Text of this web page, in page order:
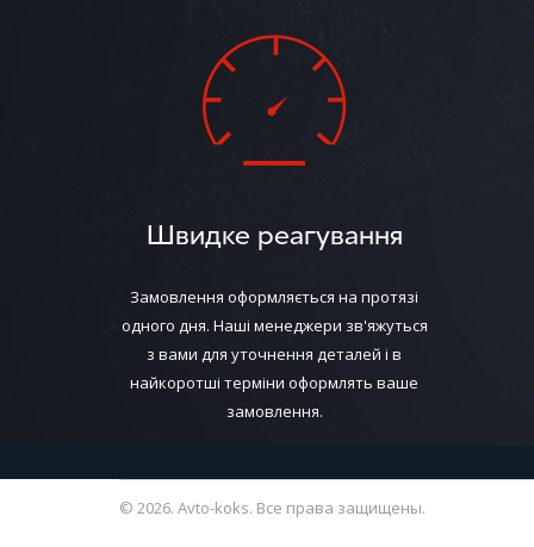
Швидке реагування
Замовлення оформляється на протязі
одного дня. Наші менеджери зв'яжуться
з вами для уточнення деталей і в
найкоротші терміни оформлять ваше
замовлення.
© 2026. Avto-koks. Все права защищены.